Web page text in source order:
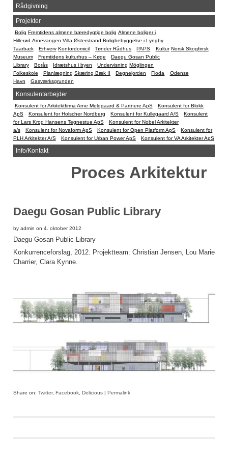
Rådgivning
Projekter
Bolig Fremtidens almene bæredygtige bolig Almene boliger i
Hillerød Arnevangen Villa Østerstrand Boligbebyggelse i Lyngby
Taarbæk
Erhverv Kontordomicil Tønder Rådhus PAPS Kultur Norsk Skogfinsk
Museum
Fremtidens kulturhus – Køge
Daegu Gosan Public
Library
Borås Idrætshus i byen Undervisning Möglingen
Folkeskole
Planlægning Skæring Bæk II Degnejorden Floda
Odense
Havn
Gasværksgrunden
Konsulentarbejder
Konsulent for Arkitektfirma Arne Meldgaard & Partnere ApS
Konsulent for Blokk
ApS
Konsulent for Holscher Nordberg Konsulent for Kullegaard A/S
Konsulent
for Lars Krog Hansens Tegnestue ApS
Konsulent for Nobel Arkitekter
a/s
Konsulent for Novaform ApS Konsulent for Open Platform ApS
Konsulent for
PLH Arkitekter A/S
Konsulent for Urban Power ApS Konsulent for VA Arkitekter ApS
Info/Kontakt
Proces Arkitektur
Daegu Gosan Public Library
by admin on 4. oktober 2012
Daegu Gosan Public Library
Konkurrenceforslag, 2012. Projektteam: Christian Jensen, Lou Marie
Charrier, Clara Kynne.
Share on: Twitter, Facebook, Delicious| Permalink